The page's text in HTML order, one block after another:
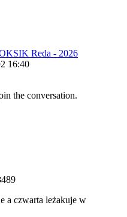
Reda - 2026
16:40
the conversation.
a czwarta leżakuje w